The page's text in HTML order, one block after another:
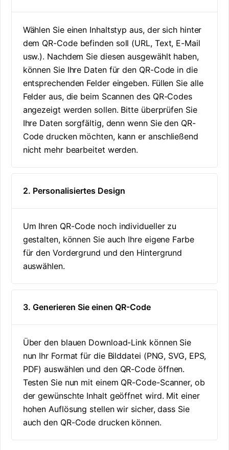
Wählen Sie einen Inhaltstyp aus, der sich hinter
dem QR-Code befinden soll (URL, Text, E-Mail
usw.). Nachdem Sie diesen ausgewählt haben,
können Sie Ihre Daten für den QR-Code in die
entsprechenden Felder eingeben. Füllen Sie alle
Felder aus, die beim Scannen des QR-Codes
angezeigt werden sollen. Bitte überprüfen Sie
Ihre Daten sorgfältig, denn wenn Sie den QR-
Code drucken möchten, kann er anschließend
nicht mehr bearbeitet werden.
2. Personalisiertes Design
Um Ihren QR-Code noch individueller zu
gestalten, können Sie auch Ihre eigene Farbe
für den Vordergrund und den Hintergrund
auswählen.
3. Generieren Sie einen QR-Code
Über den blauen Download-Link können Sie
nun Ihr Format für die Bilddatei (PNG, SVG, EPS,
PDF) auswählen und den QR-Code öffnen.
Testen Sie nun mit einem QR-Code-Scanner, ob
der gewünschte Inhalt geöffnet wird. Mit einer
hohen Auflösung stellen wir sicher, dass Sie
auch den QR-Code drucken können.